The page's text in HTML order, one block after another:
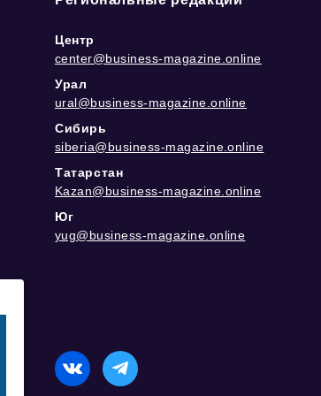
Центр
center@business-magazine.online
Урал
ural@business-magazine.online
Сибирь
siberia@business-magazine.online
Татарстан
Kazan@business-magazine.online
Юг
yug@business-magazine.online